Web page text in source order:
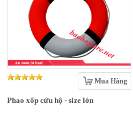
Mua Hàng
Phao xốp cứu hộ - size lớn